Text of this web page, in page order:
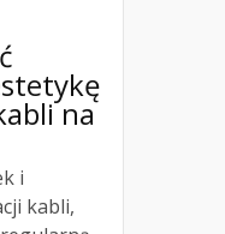
na
i
kabli,